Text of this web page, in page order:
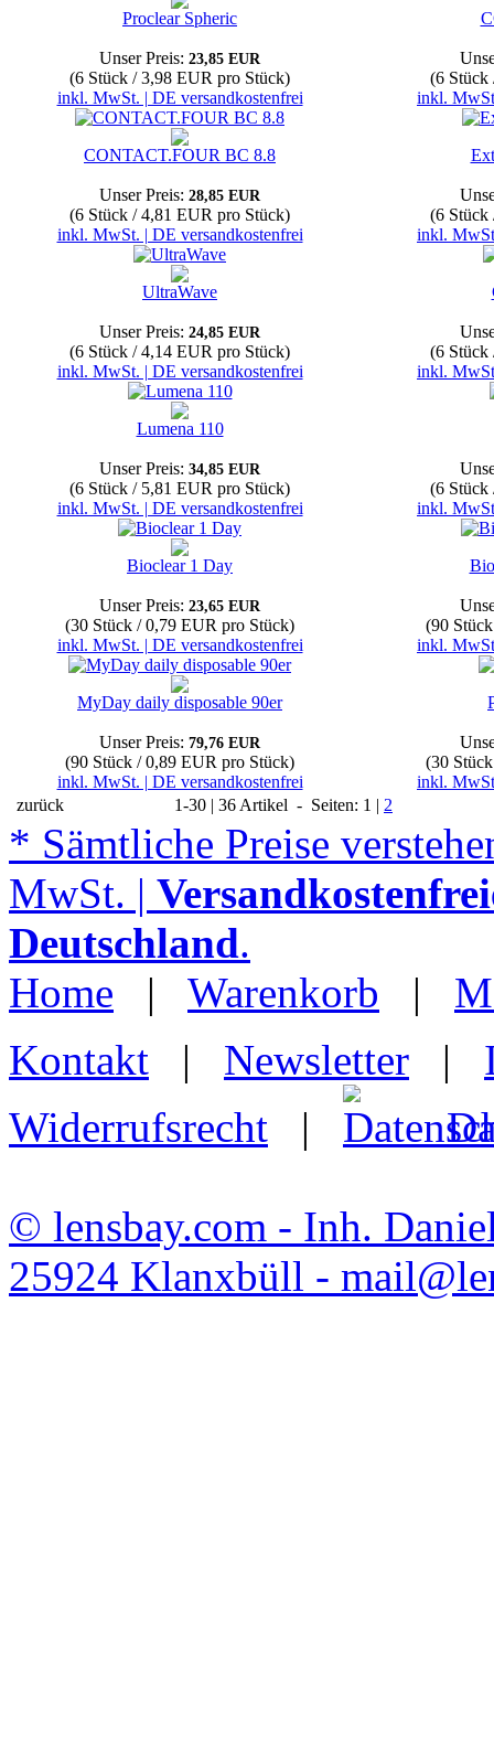
Proclear Spheric
Unser Preis: 23,85 EUR
(6 Stück / 3,98 EUR pro Stück)
inkl. MwSt. | DE versandkostenfrei
(6 Stück
inkl.
CONTACT.FOUR BC 8.8
Unser Preis: 28,85 EUR
(6 Stück / 4,81 EUR pro Stück)
inkl. MwSt. | DE versandkostenfrei
(6 Stück
inkl.
UltraWave
Unser Preis: 24,85 EUR
(6 Stück / 4,14 EUR pro Stück)
inkl. MwSt. | DE versandkostenfrei
(6 Stück
inkl.
Lumena 110
Unser Preis: 34,85 EUR
(6 Stück / 5,81 EUR pro Stück)
inkl. MwSt. | DE versandkostenfrei
(6 Stück
inkl.
Bioclear 1 Day
Unser Preis: 23,65 EUR
(30 Stück / 0,79 EUR pro Stück)
inkl. MwSt. | DE versandkostenfrei
(90
inkl.
MyDay daily disposable 90er
Unser Preis: 79,76 EUR
(90 Stück / 0,89 EUR pro Stück)
inkl. MwSt. | DE versandkostenfrei
(30
inkl.
zurück
1-30 | 36 Artikel - Seiten: 1 | 2
* Sämtliche Preise
MwSt. |
Deutschland.
Home | Warenkorb |
Kontakt | Newsletter |
Widerrufsrecht |
© lensbay.com - Inh.
25924 Klanxbüll -